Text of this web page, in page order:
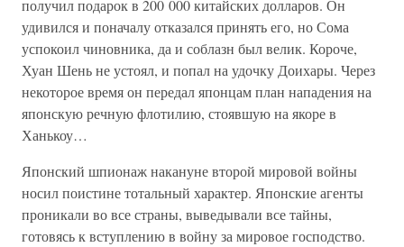
получил подарок в 200 000 китайских долларов. Он
удивился и поначалу отказался принять его, но Сома
успокоил чиновника, да и соблазн был велик. Короче,
Хуан Шень не устоял, и попал на удочку Доихары. Через
некоторое время он передал японцам план нападения на
японскую речную флотилию, стоявшую на якоре в
Ханькоу…
Японский шпионаж накануне второй мировой войны
носил поистине тотальный характер. Японские агенты
проникали во все страны, выведывали все тайны,
готовясь к вступлению в войну за мировое господство.